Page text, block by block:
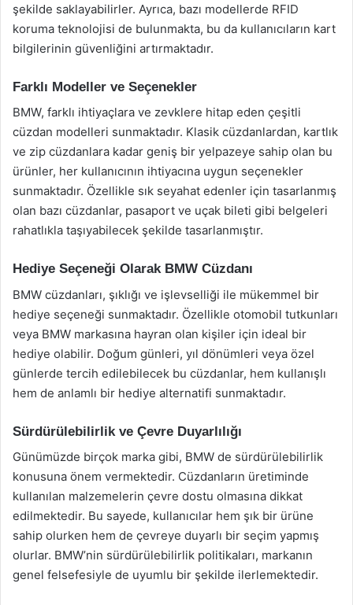
şekilde saklayabilirler. Ayrıca, bazı modellerde RFID
koruma teknolojisi de bulunmakta, bu da kullanıcıların kart
bilgilerinin güvenliğini artırmaktadır.
Farklı Modeller ve Seçenekler
BMW, farklı ihtiyaçlara ve zevklere hitap eden çeşitli
cüzdan modelleri sunmaktadır. Klasik cüzdanlardan, kartlık
ve zip cüzdanlara kadar geniş bir yelpazeye sahip olan bu
ürünler, her kullanıcının ihtiyacına uygun seçenekler
sunmaktadır. Özellikle sık seyahat edenler için tasarlanmış
olan bazı cüzdanlar, pasaport ve uçak bileti gibi belgeleri
rahatlıkla taşıyabilecek şekilde tasarlanmıştır.
Hediye Seçeneği Olarak BMW Cüzdanı
BMW cüzdanları, şıklığı ve işlevselliği ile mükemmel bir
hediye seçeneği sunmaktadır. Özellikle otomobil tutkunları
veya BMW markasına hayran olan kişiler için ideal bir
hediye olabilir. Doğum günleri, yıl dönümleri veya özel
günlerde tercih edilebilecek bu cüzdanlar, hem kullanışlı
hem de anlamlı bir hediye alternatifi sunmaktadır.
Sürdürülebilirlik ve Çevre Duyarlılığı
Günümüzde birçok marka gibi, BMW de sürdürülebilirlik
konusuna önem vermektedir. Cüzdanların üretiminde
kullanılan malzemelerin çevre dostu olmasına dikkat
edilmektedir. Bu sayede, kullanıcılar hem şık bir ürüne
sahip olurken hem de çevreye duyarlı bir seçim yapmış
olurlar. BMW’nin sürdürülebilirlik politikaları, markanın
genel felsefesiyle de uyumlu bir şekilde ilerlemektedir.